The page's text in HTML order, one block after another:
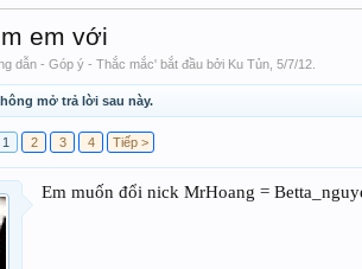
em với
dẫn - Góp ý - Thắc mắc' bắt đầu bởi Ku Tủn ,5/7/12
mở trả lời sau này.
1 2 3 4 Tiếp >
Em muốn đổi nick MrHoang =